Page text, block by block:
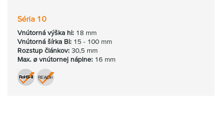
Séria 10
Vnútorná výška hi: 18 mm
Vnútorná šírka Bi: 15 - 100 mm
Rozstup článkov: 30,5 mm
Max. ø vnútornej náplne: 16 mm